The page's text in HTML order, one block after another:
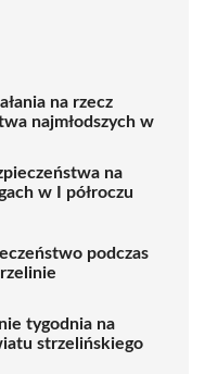
na rzecz
najmłodszych w
na
w I półroczu
podczas
tygodnia na
strzelińskiego